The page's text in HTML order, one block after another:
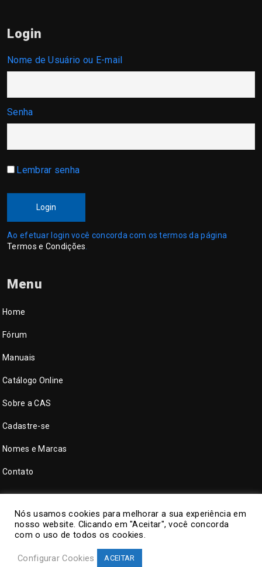
Login
Nome de Usuário ou E-mail
Senha
Lembrar senha
Login
Ao efetuar login você concorda com os termos da página
Termos e Condições
Menu
Home
Fórum
Manuais
Catálogo Online
Sobre a CAS
Cadastre-se
Nomes e Marcas
Contato
Nós usamos cookies para melhorar a sua experiência em
nosso website. Clicando em "Aceitar", você concorda
com o uso de todos os cookies.
Configurar Cookies ACEITAR